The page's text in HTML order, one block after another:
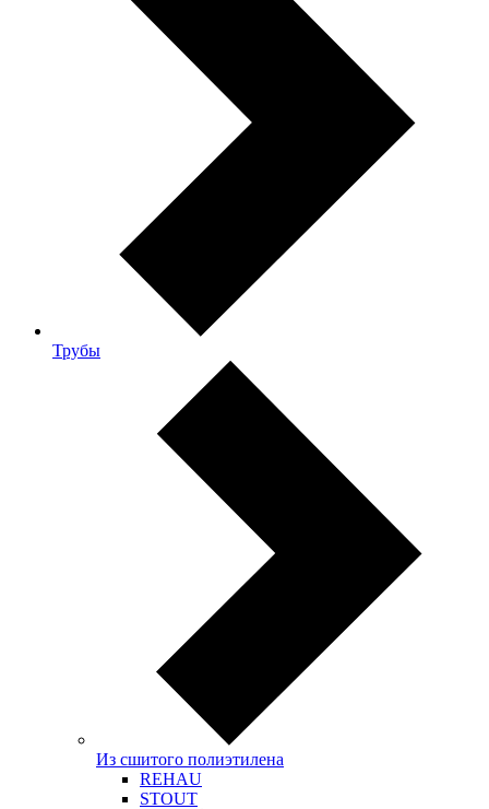
Трубы
Из сшитого полиэтилена
REHAU
STOUT